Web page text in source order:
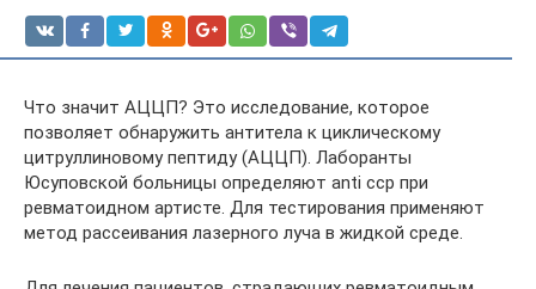
Что значит АЦЦП? Это исследование, которое
позволяет обнаружить антитела к циклическому
цитруллиновому пептиду (АЦЦП). Лаборанты
Юсуповской больницы определяют anti ccp при
ревматоидном артисте. Для тестирования применяют
метод рассеивания лазерного луча в жидкой среде.